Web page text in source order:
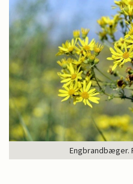
Engbrandbæger.